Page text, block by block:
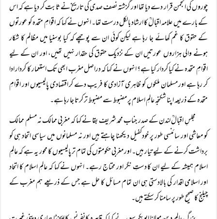
چوروں کی انجمن قرار دے دیا تھا اور گزشتہ نصف صدی کی تاریخ نے ثابت کر دیا ہے کہ اس
کے بارے میں علامہ اقبالؒ کا ارشاد بالکل درست تھا۔ انہوں نے کہا کہ اقوامِ متحدہ کو عورتوں
کے حقوق کا غم کھائے جا رہا ہے لیکن کوئی ان سے پوچھے کہ کیا بوسنیا میں مظالم کا شکار
ہونے والی ہزاروں عورتیں ان کے نزدیک حقوق کی حقدار نہیں تھیں، اور ان کے لیے
اقوامِ متحدہ نے کیا کردار کیا ہے؟ انہوں نے کہا کہ دراصل مغرب ابھی تک استعمار کا کردار ادا
کر رہا ہے اور مسلمان ملکوں کو ظاہری آزادی کا فریب دے کر اقتصادی پالیسیوں اور اقوامِ
متحدہ کے ذریعہ اپنا شکنجہ عالمِ اسلام پر مضبوط سے مضبوط تر کرتا جا رہا ہے۔
مجلسِ اقبالؒ لندن کے صدر جناب محمد شریف بقا نے کہا کہ مغربی ممالک نہ مسلم ممالک
کو معاشی اور سائنسی طور پر خودکفیل دیکھنا چاہتے ہیں اور نہ مسلمانوں میں سیاسی اتحاد ہی کو
برداشت کرنے کے لیے تیار ہیں۔ اور مغربی حکومتوں کی تمام تر پالیسیوں کا محور یہ ہے کہ عالمِ
اسلام ہمیشہ کے لیے ان کا دستِ نگر اور محتاج رہے۔ انہوں نے کہا کہ عالمِ اسلام کا اتحاد
اور اسلامی اقدار کی بالادستی ہی ان تمام مسائل کا حل ہے جس کے ذریعے ہم مغرب کے
چیلنج کا صحیح طور پر سامنا کر سکتے ہیں۔